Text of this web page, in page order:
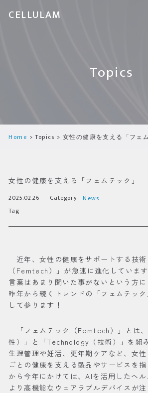
CELLULAM
Topics
Home Topics 女性の健康を支える「フェ
女性の健康を支える「フェムテック」
2025.02.26
Category
News
Tag
近年、女性の健康をサポートする技術
（Femtech）」が急速に進化していま
言葉はあまり聞いた事がないという方に
昨年から続くトレンドの「フェムテッ
して参ります！
「フェムテック（Femtech）」とは
性）」と「Technology（技術）」を組
生理管理や妊活、更年期ケアなど、女
ごとの健康を支える製品やサービスを
から今年にかけては、AIを活用したヘル
より高機能なウェアラブルデバイスが注